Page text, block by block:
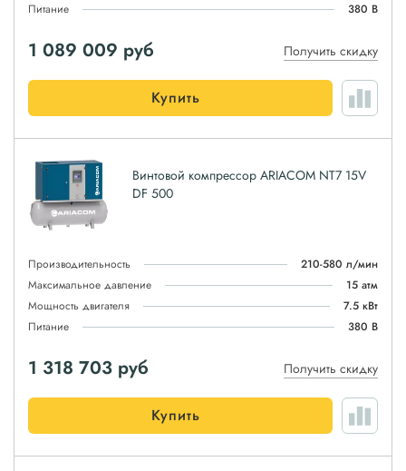
Питание
380 В
1 089 009 руб Получить скидку
Купить
Винтовой компрессор ARIACOM NT7 15V
DF 500
Производительность
210-580 л/мин
Максимальное давление
15 атм
Мощность двигателя
7.5 кВт
Питание
380 В
1 318 703 руб Получить скидку
Купить